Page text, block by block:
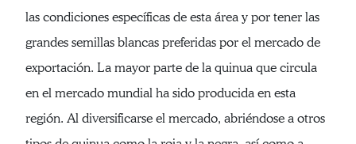
las condiciones específicas de esta área y por tener las
grandes semillas blancas preferidas por el mercado de
exportación. La mayor parte de la quinua que circula
en el mercado mundial ha sido producida en esta
región. Al diversificarse el mercado, abriéndose a otros